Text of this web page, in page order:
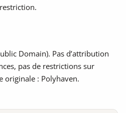
Domain). Pas d’attribution
pas de restrictions sur
originale : Polyhaven.